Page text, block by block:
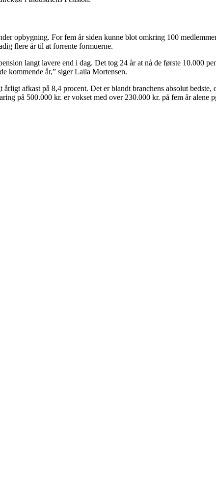
opbygning. For fem år siden kunne blot omkring 100
flere år til at forrente formuerne.
langt lavere end i dag. Det tog 24 år at nå de første 10.000
kommende år,” siger Laila Mortensen.
afkast på 8,4 procent. Det er blandt branchens absolut
på 500.000 kr. er vokset med over 230.000 kr. på fem år alene